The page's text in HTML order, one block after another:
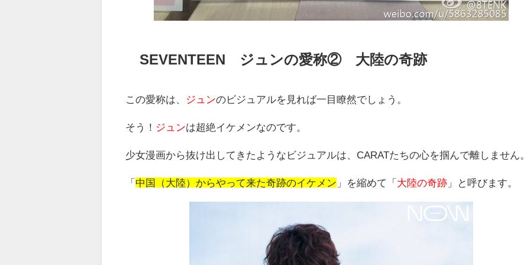
SEVENTEEN ジュンの愛称② 大陸の奇跡
この愛称は、 ジュンのビジュアルを見れば一目瞭然でしょう。
そう！ ジュンは超絶イケメンなのです。
少女漫画から抜け出してきたようなビジュアルは、CARATたちの心を掴んで離しません。
「 中国（大陸）からやって来た奇跡のイケメン 」を縮めて「 大陸の奇跡 」と呼びます。